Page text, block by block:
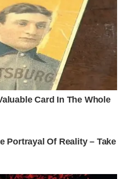
Card In The Whole
Portrayal Of Reality – Take